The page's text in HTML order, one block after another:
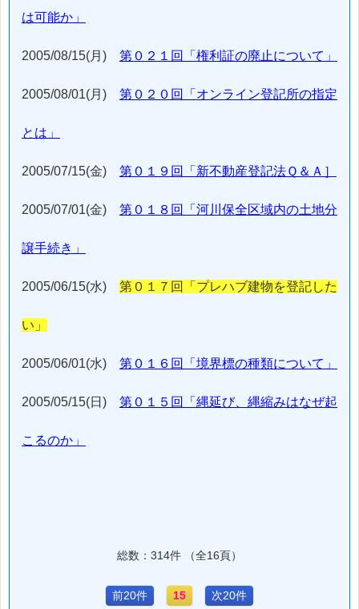
は可能か」
2005/08/15(月) 第０２１回「権利証の廃止について」
2005/08/01(月) 第０２０回「オンライン登記所の指定
とは」
2005/07/15(金) 第０１９回「新不動産登記法Ｑ＆Ａ］
2005/07/01(金) 第０１８回「河川保全区域内の土地分
譲手続き」
2005/06/15(水) 第０１７回「プレハブ建物を登記した
い」
2005/06/01(水) 第０１６回「境界標の種類について」
2005/05/15(日) 第０１５回「縄延び、縄縮みはなぜ起
こるのか」
総数：314件 （全16頁）
前20件 15 次20件